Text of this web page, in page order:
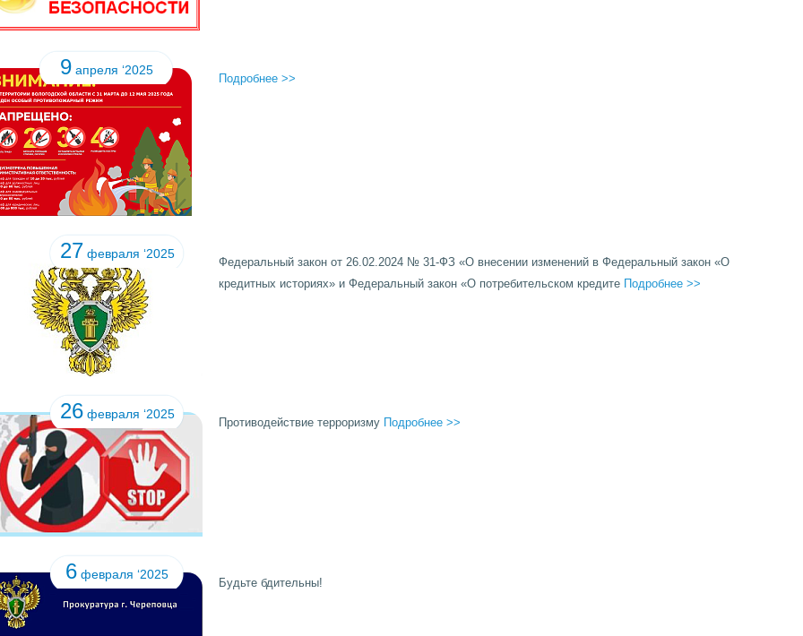
9апреля ‘2025
Подробнее >>
27 февраля ‘2025
Федеральный закон от 26.02.2024 № 31-ФЗ «О внесении изменений в Федеральный закон «О
кредитных историях» и Федеральный закон «О потребительском кредите Подробнее >>
26февраля ‘2025
Противодействие терроризму Подробнее >>
6 февраля ‘2025
Будьте бдительны!